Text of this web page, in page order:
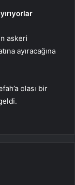
askeri
ayıracağına
olası bir